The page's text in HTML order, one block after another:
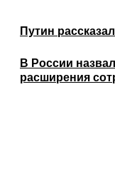
Путин
В России
расширения